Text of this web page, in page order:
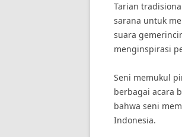
Tarian
sarana untuk
suara
menginspirasi
Seni memukul
berbagai acara
bahwa seni
Indonesia.